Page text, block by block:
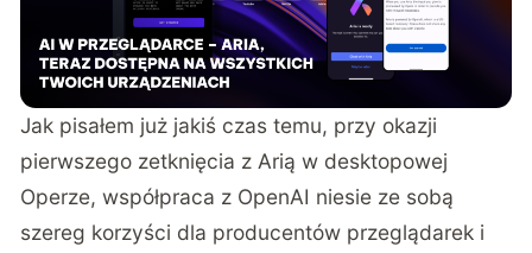
Jak pisałem już jakiś czas temu, przy okazji
pierwszego zetknięcia z Arią w desktopowej
Operze, współpraca z OpenAI niesie ze sobą
szereg korzyści dla producentów przeglądarek i